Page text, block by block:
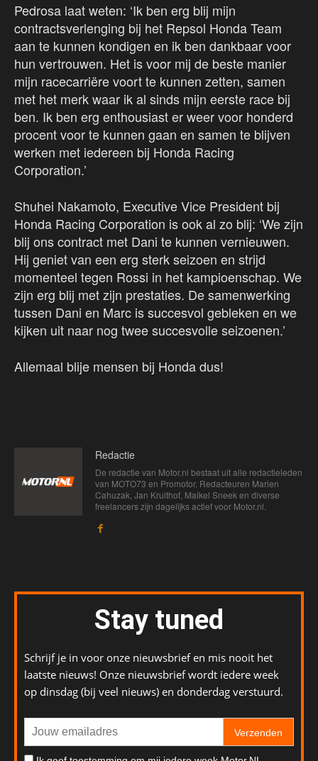
Pedrosa laat weten: ‘Ik ben erg blij mijn
contractsverlenging bij het Repsol Honda Team
aan te kunnen kondigen en ik ben dankbaar voor
hun vertrouwen. Het is voor mij de beste manier
mijn racecarriëre voort te kunnen zetten, samen
met het merk waar ik al sinds mijn eerste race bij
ben. Ik ben erg enthousiast er weer voor honderd
procent voor te kunnen gaan en samen te blijven
werken met iedereen bij Honda Racing
Corporation.’
Shuhei Nakamoto, Executive Vice President bij
Honda Racing Corporation is ook al zo blij: ‘We zijn
blij ons contract met Dani te kunnen vernieuwen.
Hij geniet van een erg sterk seizoen en strijd
momenteel tegen Rossi in het kampioenschap. We
zijn erg blij met zijn prestaties. De samenwerking
tussen Dani en Marc is succesvol gebleken en we
kijken uit naar nog twee succesvolle seizoenen.’
Allemaal blije mensen bij Honda dus!
Redactie
De redactie van Motor.nl bestaat uit alle redactieleden
van MOTO73 en Promotor. Redacteuren Marien
Cahuzak, Jan Kruithof, Maikel Sneek en diverse
freelancers zijn dagelijks actief voor Motor.nl.
Stay tuned
Schrijf je in voor onze nieuwsbrief en mis nooit het
laatste nieuws! Onze nieuwsbrief wordt iedere week
op dinsdag (bij veel nieuws) en donderdag verstuurd.
Verzenden